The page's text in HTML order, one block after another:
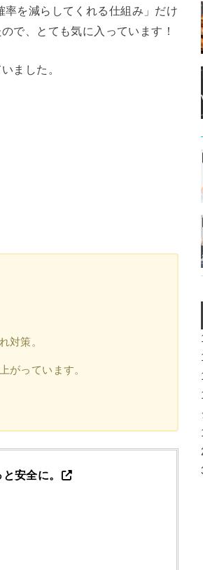
率を減らしてくれる仕組み」だけ
で、とても気に入っています！
ました。
対策。
がっています。
安全に。